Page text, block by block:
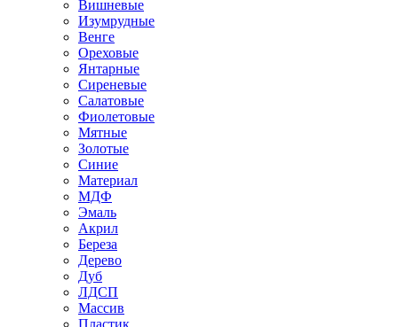
Вишневые
Изумрудные
Венге
Ореховые
Янтарные
Сиреневые
Салатовые
Фиолетовые
Мятные
Золотые
Синие
Материал
МДФ
Эмаль
Акрил
Береза
Дерево
Дуб
ЛДСП
Массив
Пластик